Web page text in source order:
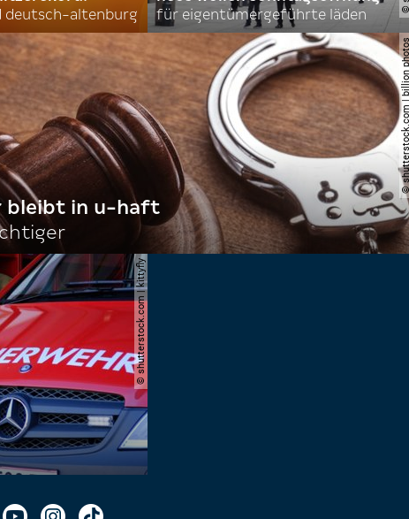
deutsch-altenburg
für eigentümergeführte läden
©
bleibt in u-haft
© shutterstock.com | kittyfly